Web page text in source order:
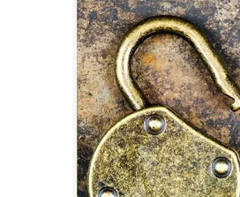
Unter dem Inhalt